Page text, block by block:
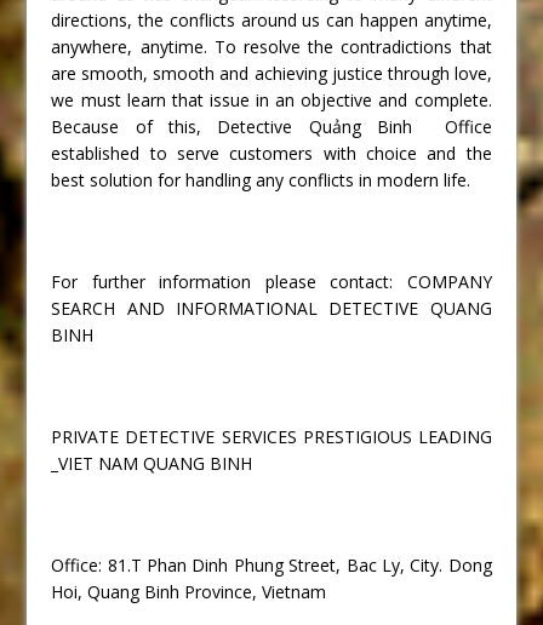
directions, the conflicts around us can happen anytime,
anywhere, anytime. To resolve the contradictions that
are smooth, smooth and achieving justice through love,
we must learn that issue in an objective and complete.
Because of this, Detective Quảng Binh Office
established to serve customers with choice and the
best solution for handling any conflicts in modern life.
For further information please contact: COMPANY
SEARCH AND INFORMATIONAL DETECTIVE QUANG
BINH
PRIVATE DETECTIVE SERVICES PRESTIGIOUS LEADING
_VIET NAM QUANG BINH
Office: 81.T Phan Dinh Phung Street, Bac Ly, City. Dong
Hoi, Quang Binh Province, Vietnam